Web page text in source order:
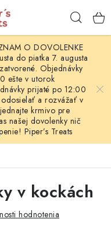
O DOVOLENKE
do piatka 7. augusta
Objednávky
ešte v utorok
prijaté po 12:00
a rozvážať v
krmivo pre
našej dovolenky nič
Piper’s Treats
v kockách
hodnotenia